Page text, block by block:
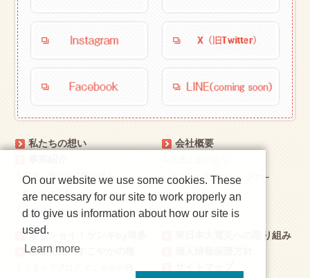
私たちの想い
安全・安心への取り組み
私たちの活動
お客様と私たち
会社概要
└ すこやか工房フォトツアー
オッショイ！ゲンキby博多
感動発見！すこやかの種
東日本大震災への取り組み
On our website we use some cookies. These
are necessary for our site to work properly an
d to give us information about how our site is
used.
Learn more